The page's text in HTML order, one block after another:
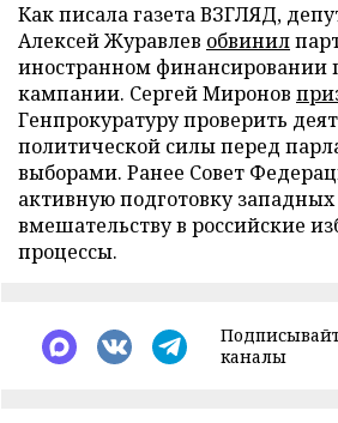
Как писала газета ВЗГЛЯД,
Алексей Журавлев обвинил
иностранном финансировании
кампании. Сергей Миронов
Генпрокуратуру проверить
политической силы перед
выборами. Ранее Совет
активную подготовку западных
вмешательству в российские
процессы.
каналы